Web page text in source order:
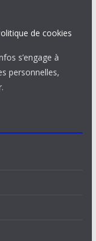
de cookies
s’engage à
personnelles,